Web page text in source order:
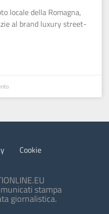
locale della Romagna,
al brand luxury street-
Cookie
stampa
giornalistica.